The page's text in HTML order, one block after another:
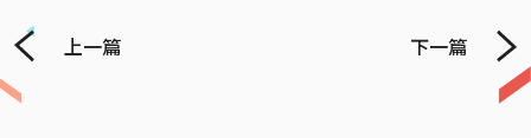
上一篇 下一篇